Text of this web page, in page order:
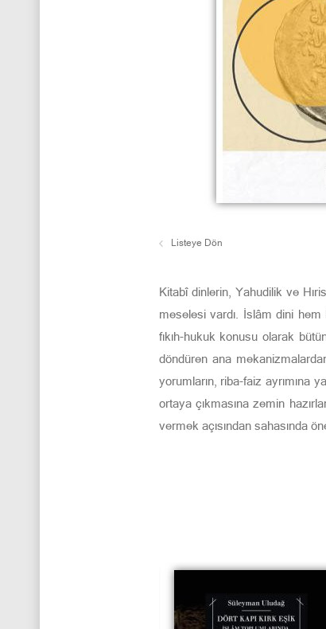
Listeye Dön
Kitabî dinlerin, Yahudilik ve
meselesi vardı. İslâm dini
fıkıh-hukuk konusu olarak
döndüren ana
yorumların, riba-faiz ayrımına
ortaya çıkmasına zemin
vermek açısından sahasında